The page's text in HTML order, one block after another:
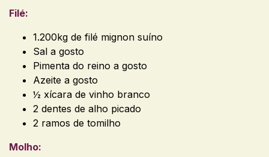
Filé:
1.200kg de filé mignon suíno
Sal a gosto
Pimenta do reino a gosto
Azeite a gosto
½ xícara de vinho branco
2 dentes de alho picado
2 ramos de tomilho
Molho: